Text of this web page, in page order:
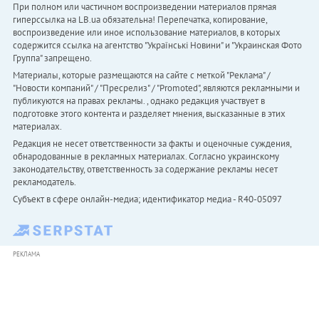
При полном или частичном воспроизведении материалов прямая
гиперссылка на LB.ua обязательна! Перепечатка, копирование,
воспроизведение или иное использование материалов, в которых
содержится ссылка на агентство "Українськi Новини" и "Украинская Фото
Группа" запрещено.
Материалы, которые размещаются на сайте с меткой "Реклама" /
"Новости компаний" / "Пресрелиз" / "Promoted", являются рекламными и
публикуются на правах рекламы. , однако редакция участвует в
подготовке этого контента и разделяет мнения, высказанные в этих
материалах.
Редакция не несет ответственности за факты и оценочные суждения,
обнародованные в рекламных материалах. Согласно украинскому
законодательству, ответственность за содержание рекламы несет
рекламодатель.
Субъект в сфере онлайн-медиа; идентификатор медиа - R40-05097
РЕКЛАМА